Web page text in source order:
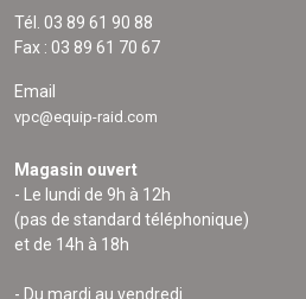
Tél. 03 89 61 90 88
Fax : 03 89 61 70 67
Email
vpc@equip-raid.com
Magasin ouvert
- Le lundi de 9h à 12h
(pas de standard téléphonique)
et de 14h à 18h
- Du mardi au vendredi